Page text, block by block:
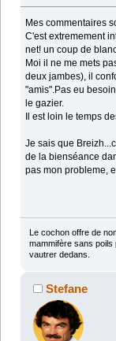
Mes commentaires
C'est extremement
net! un coup de
Moi il ne me mets
deux jambes), il
"amis".Pas eu
le gazier.
Il est loin le temps
Je sais que
de la bienséance
pas mon probleme,
Le cochon offre de
mammifère sans
vautrer dedans.
Stefane